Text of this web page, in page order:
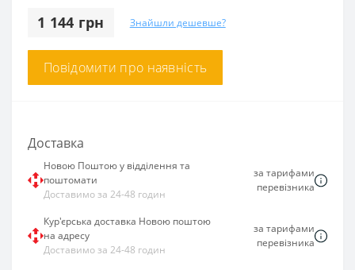
1 144 грн Знайшли дешевше?
Повідомити про наявність
Доставка
Новою Поштою у відділення та
поштомати
Доставимо за 24-48 годин
за тарифами
перевізника
Кур'єрська доставка Новою поштою
на адресу
Доставимо за 24-48 годин
за тарифами
перевізника